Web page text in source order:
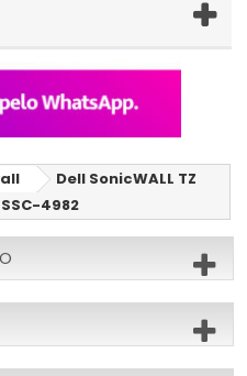
Dell SonicWALL TZ
4982